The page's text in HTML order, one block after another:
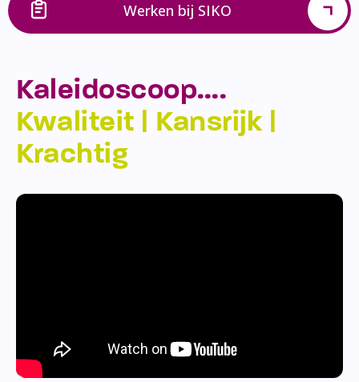
Werken bij SIKO
Kaleidoscoop….
Kwaliteit | Kansrijk |
Krachtig